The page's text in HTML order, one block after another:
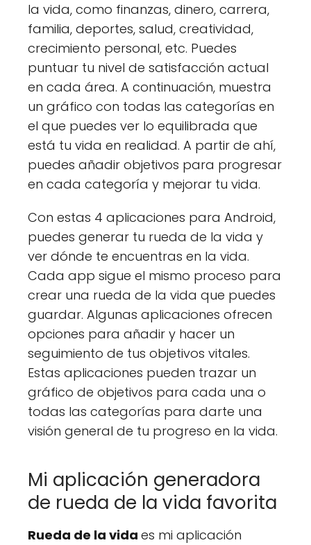
la vida, como finanzas, dinero, carrera,
familia, deportes, salud, creatividad,
crecimiento personal, etc. Puedes
puntuar tu nivel de satisfacción actual
en cada área. A continuación, muestra
un gráfico con todas las categorías en
el que puedes ver lo equilibrada que
está tu vida en realidad. A partir de ahí,
puedes añadir objetivos para progresar
en cada categoría y mejorar tu vida.
Con estas 4 aplicaciones para Android,
puedes generar tu rueda de la vida y
ver dónde te encuentras en la vida.
Cada app sigue el mismo proceso para
crear una rueda de la vida que puedes
guardar. Algunas aplicaciones ofrecen
opciones para añadir y hacer un
seguimiento de tus objetivos vitales.
Estas aplicaciones pueden trazar un
gráfico de objetivos para cada una o
todas las categorías para darte una
visión general de tu progreso en la vida.
Mi aplicación generadora
de rueda de la vida favorita
Rueda de la vida es mi aplicación